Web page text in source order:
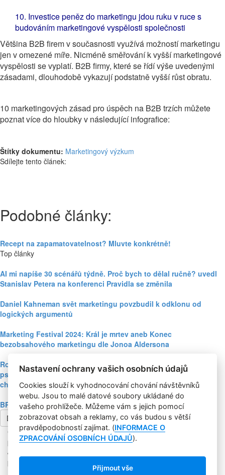
10. Investice peněz do marketingu jdou ruku v ruce s
budováním marketingové vyspělosti společnosti
Většina B2B firem v současnosti využívá možností marketingu
jen v omezené míře. Nicméně směřování k vyšší marketingové
vyspělosti se vyplatí. B2B firmy, které se řídí výše uvedenými
zásadami, dlouhodobě vykazují podstatně vyšší růst obratu.
10 marketingových zásad pro úspěch na B2B trzích můžete
poznat více do hloubky v následující infografice:
Štítky dokumentu: Marketingový výzkum
Sdílejte tento článek:
Podobné články:
Recept na zapamatovatelnost? Mluvte konkrétně!
Top články
AI mi napíše 30 scénářů týdně. Proč bych to dělal ručně? uvedl
Stanislav Petera na konferenci Pravidla se změnila
Daniel Kahneman svět marketingu povzbudil k odklonu od
logických argumentů
Marketing Festival 2024: Král je mrtev aneb Konec
bezobsahového marketingu dle Jonoa Aldersona
Rozhovor s Richardem Shottonem: poznatky behaviorální
psychologie pomáhají lidem k environmentálně udržitelnějšímu
chování
BRANDstorming 2023: vznik kampaně, co nebyla o h***ě
Další článek
Copyright © 2004-2020 Focus Agency, s.r.o. Plné znění licenčních
podmínek. ISSN 1803-957X
Jakékoliv publikování, přebírání nebo šíření obsahu je bez
písemného souhlasu Focus Agency, s.r.o. zakázáno.
RSS 1
Nastavení ochrany vašich osobních údajů
Cookies slouží k vyhodnocování chování návštěvníků
webu. Jsou to malé datové soubory ukládané do
vašeho prohlížeče. Můžeme vám s jejich pomocí
zobrazovat obsah a reklamy, co vás budou s větší
pravděpodobností zajímat. (INFORMACE O
ZPRACOVÁNÍ OSOBNÍCH ÚDAJŮ).
Přijmout vše